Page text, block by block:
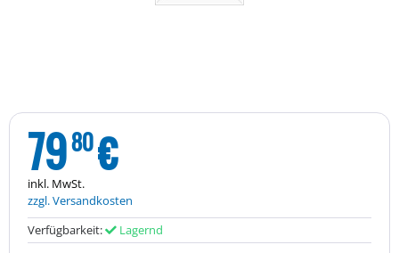
7980€
inkl. MwSt.
zzgl. Versandkosten
Verfügbarkeit:
Lagernd